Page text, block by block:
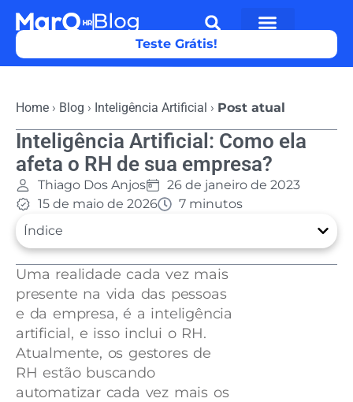
Teste Grátis!
Home › Blog › Inteligência Artificial › Post atual
Inteligência Artificial: Como ela
afeta o RH de sua empresa?
Thiago Dos Anjos
26 de janeiro de 2023
15 de maio de 2026
7 minutos
Índice
Uma realidade cada vez mais
presente na vida das pessoas
e da empresa, é a inteligência
artificial, e isso inclui o RH.
Atualmente, os gestores de
RH estão buscando
automatizar cada vez mais os